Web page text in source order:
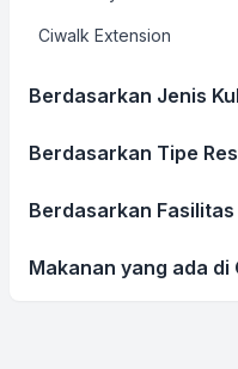
Ciwalk Extension
Berdasarkan Jenis
Berdasarkan Tipe
Berdasarkan
Makanan yang ada di